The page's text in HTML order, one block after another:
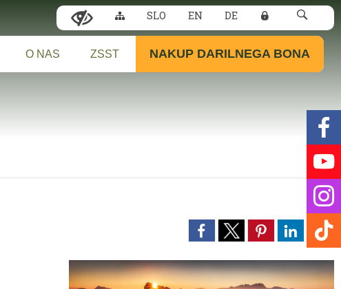
SLO EN DE
O NAS ZSST NAKUP DARILNEGA BONA